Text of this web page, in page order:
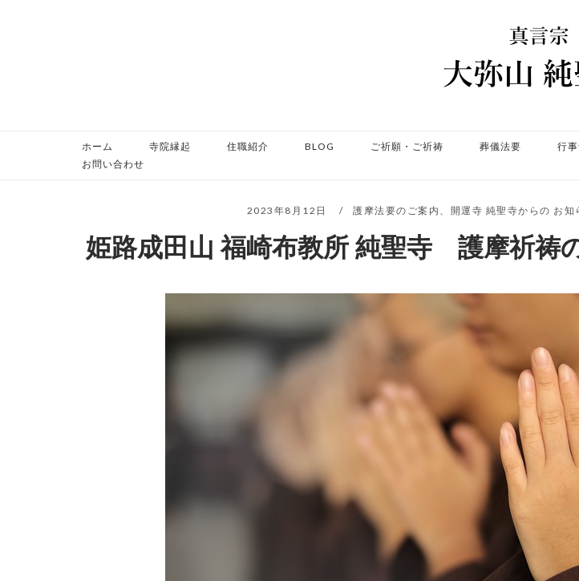
ホーム 寺院縁起 住職紹介 BLOG ご祈願・ご祈祷 葬儀法要 行
お問い合わせ
2023年8月12日 護摩法要のご案内 、 開運寺 純聖寺からの お知
姫路成田山 福崎布教所 純聖寺 護摩祈祷